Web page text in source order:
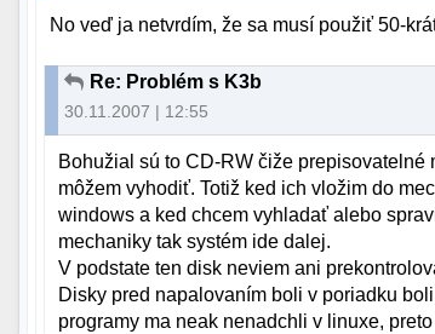
No veď ja netvrdím, že sa musí použiť 50-
Re: Problém s K3b
30.11.2007 | 12:55
Bohužial sú to CD-RW čiže
môžem vyhodiť. Totiž ked ich vložim do
windows a ked chcem vyhladať alebo
mechaniky tak systém ide dalej.
V podstate ten disk neviem ani
Disky pred napalovaním boli v poriadku
programy ma neak nenadchli v linuxe,